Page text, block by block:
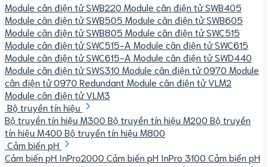
Module cân điện tử SWB220 Module cân điện tử SWB405
Module cân điện tử SWB505 Module cân điện tử SWB605
Module cân điện tử SWB805 Module cân điện tử SWC515
Module cân điện tử SWC515-A Module cân điện tử SWC615
Module cân điện tử SWC615-A Module cân điện tử SWD440
Module cân điện tử SWS310 Module cân điện tử 0970 Module
cân điện tử 0970 Redundant Module cân điện tử VLM2
Module cân điện tử VLM3
Bộ truyền tín hiệu
Bộ truyền tín hiệu M300 Bộ truyền tín hiệu M200 Bộ truyền
tín hiệu M400 Bộ truyền tín hiệu M800
Cảm biến pH
Cảm biến pH InPro2000 Cảm biến pH InPro 3100 Cảm biến pH